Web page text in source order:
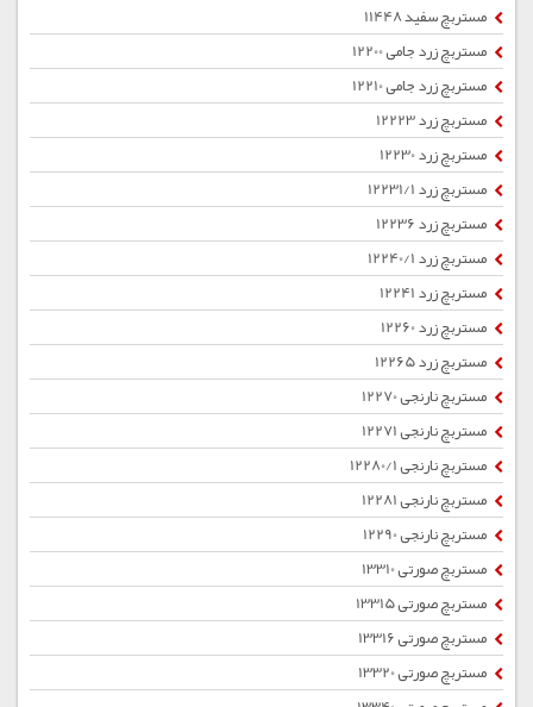
مستربچ سفید 11448
مستربچ زرد جامی 12200
مستربچ زرد جامی 12210
مستربچ زرد 12223
مستربچ زرد 12230
مستربچ زرد 12231/1
مستربچ زرد 12236
مستربچ زرد 12240/1
مستربچ زرد 12241
مستربچ زرد 12260
مستربچ زرد 12265
مستربچ نارنجی 12270
مستربچ نارنجی 12271
مستربچ نارنجی 12280/1
مستربچ نارنجی 12281
مستربچ نارنجی 12290
مستربچ صورتی 13310
مستربچ صورتی 13315
مستربچ صورتی 13316
مستربچ صورتی 13320